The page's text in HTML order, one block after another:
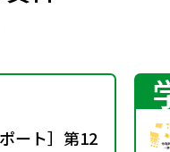
ート］第12